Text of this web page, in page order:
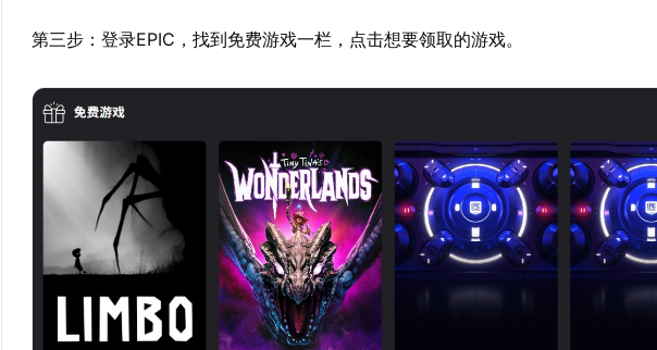
第三步：登录EPIC，找到免费游戏一栏，点击想要领取的游戏。